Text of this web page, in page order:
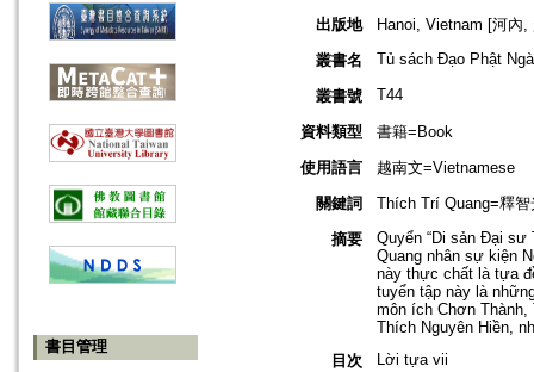
書目管理
出版地
Hanoi, Vietnam [河內,
叢書名
Tủ sách Đạo Phật
叢書號 T44
資料類型
書籍=Book
使用語言
越南文=Vietnamese
關鍵詞
Thích Trí Quang=釋智
摘要
Quyển “Di sản Đại
Quang nhân sự kiện
này thực chất là tựa
tuyển tập này là
môn ích Chơn Thành,
Thích Nguyên Hiền,
目次
Lời tựa vii